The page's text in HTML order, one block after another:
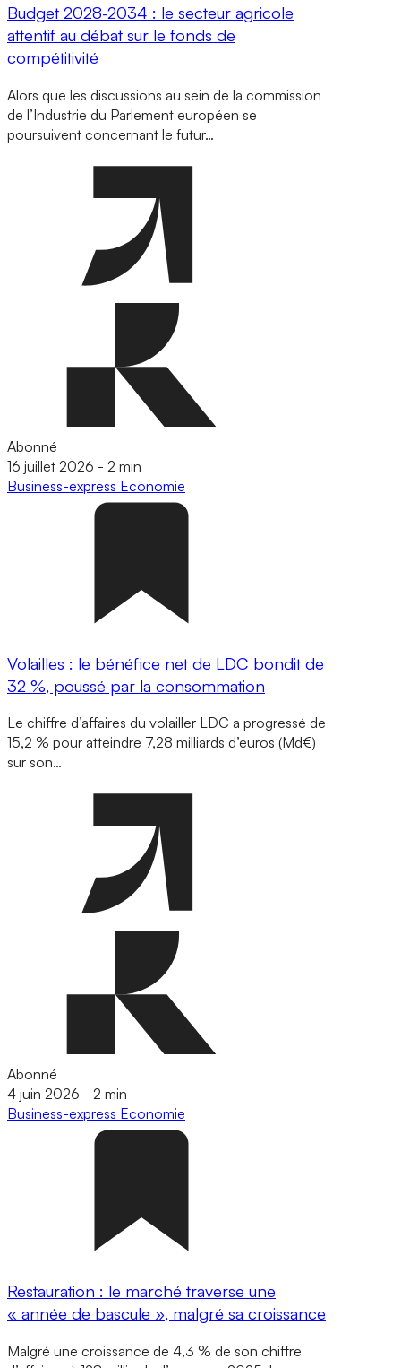
Budget 2028-2034 : le secteur agricole
attentif au débat sur le fonds de
compétitivité
Alors que les discussions au sein de la commission
de l’Industrie du Parlement européen se
poursuivent concernant le futur…
Abonné
16 juillet 2026 - 2 min
Business-express Economie
Volailles : le bénéfice net de LDC bondit de
32 %, poussé par la consommation
Le chiffre d’affaires du volailler LDC a progressé de
15,2 % pour atteindre 7,28 milliards d’euros (Md€)
sur son…
Abonné
4 juin 2026 - 2 min
Business-express Economie
Restauration : le marché traverse une
« année de bascule », malgré sa croissance
Malgré une croissance de 4,3 % de son chiffre